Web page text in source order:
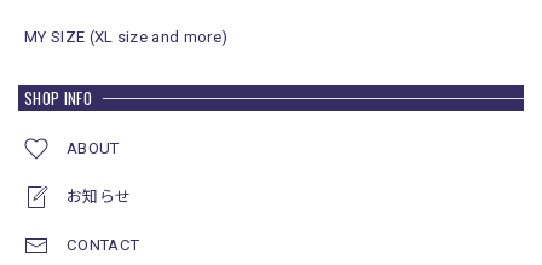
MY SIZE (XL size and more)
SHOP INFO
ABOUT
お知らせ
CONTACT